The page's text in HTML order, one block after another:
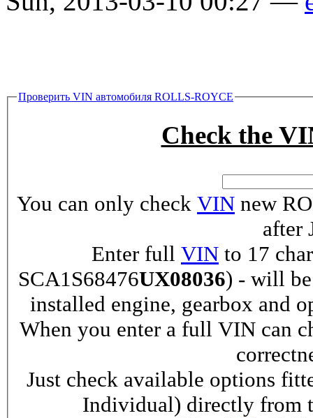
Проверить VIN автомобиля ROLLS-ROYCE
Check the
You can only check VIN new
after
Enter full VIN to 17
SCA1S68476UX08036) - will
installed engine, gearbox and
When you enter a full VIN can
Just check available options
Individual) directly from